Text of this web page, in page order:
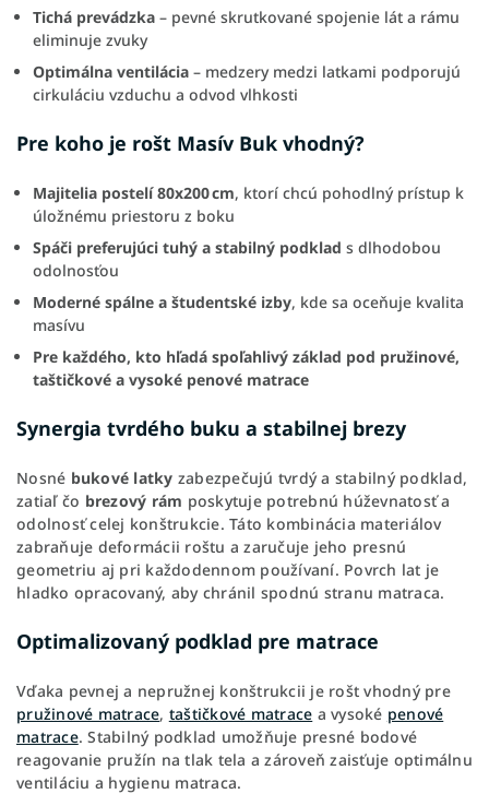
Tichá prevádzka – pevné skrutkované spojenie lát a rámu
eliminuje zvuky
Optimálna ventilácia – medzery medzi latkami podporujú
cirkuláciu vzduchu a odvod vlhkosti
Pre koho je rošt Masív Buk vhodný?
Majitelia postelí 80x200 cm, ktorí chcú pohodlný prístup k
úložnému priestoru z boku
Spáči preferujúci tuhý a stabilný podklad s dlhodobou
odolnosťou
Moderné spálne a študentské izby, kde sa oceňuje kvalita
masívu
Pre každého, kto hľadá spoľahlivý základ pod pružinové,
taštičkové a vysoké penové matrace
Synergia tvrdého buku a stabilnej brezy
Nosné bukové latky zabezpečujú tvrdý a stabilný podklad,
zatiaľ čo brezový rám poskytuje potrebnú húževnatosť a
odolnosť celej konštrukcie. Táto kombinácia materiálov
zabraňuje deformácii roštu a zaručuje jeho presnú
geometriu aj pri každodennom používaní. Povrch lat je
hladko opracovaný, aby chránil spodnú stranu matraca.
Optimalizovaný podklad pre matrace
Vďaka pevnej a nepružnej konštrukcii je rošt vhodný pre
pružinové matrace, taštičkové matrace a vysoké penové
matrace. Stabilný podklad umožňuje presné bodové
reagovanie pružín na tlak tela a zároveň zaisťuje optimálnu
ventiláciu a hygienu matraca.